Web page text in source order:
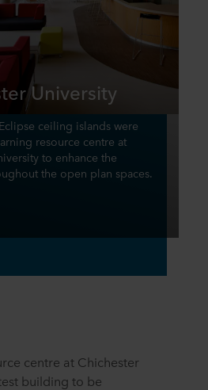
University
ceiling islands were
resource centre at
to enhance the
the open plan spaces.
centre at Chichester
building to be